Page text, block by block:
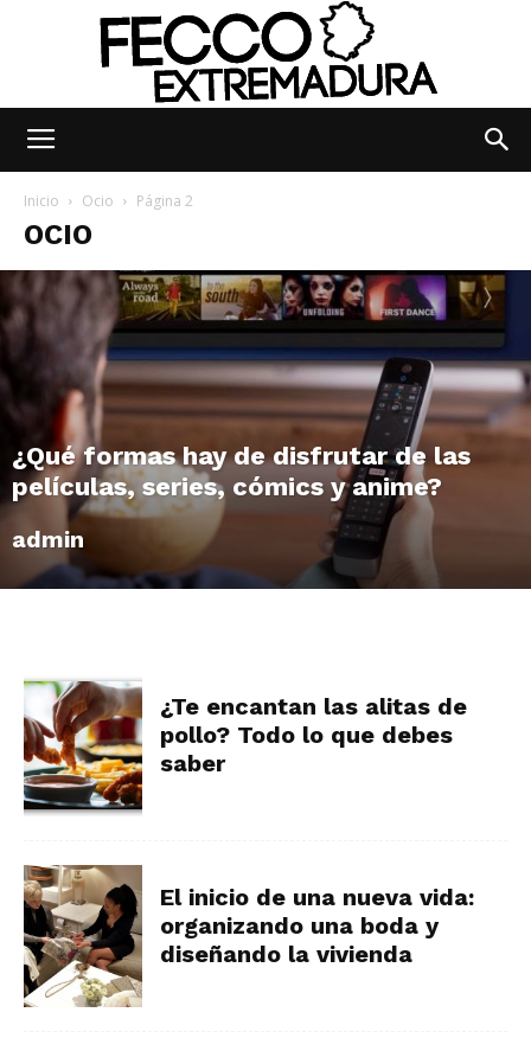
Digital
Extremadura
Inicio Ocio Página 2
OCIO
¿Qué formas hay de disfrutar de las
películas, series, cómics y anime?
admin
¿Te encantan las alitas de
pollo? Todo lo que debes
saber
El inicio de una nueva vida:
organizando una boda y
diseñando la vivienda